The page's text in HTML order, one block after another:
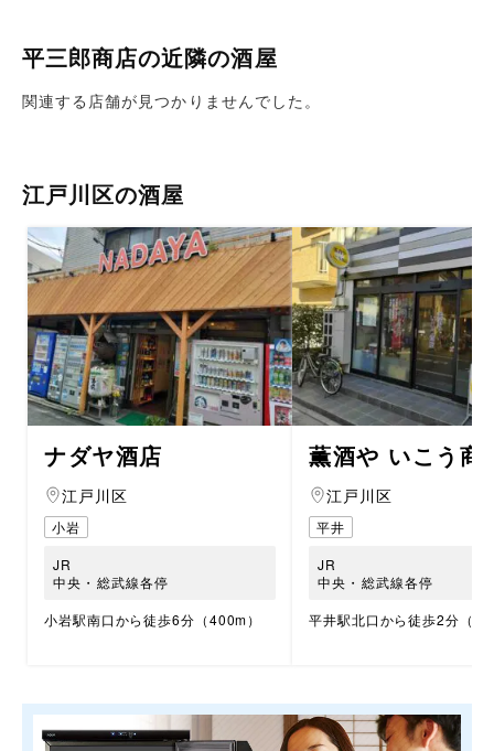
平三郎商店の近隣の酒屋
関連する店舗が見つかりませんでした。
江戸川区の酒屋
ナダヤ酒店
江戸川区
小岩
JR
中央・総武線各停
小岩駅南口から徒歩6分（400m）
薫酒や いこう商
江戸川区
平井
JR
中央・総武線各停
平井駅北口から徒歩2分（